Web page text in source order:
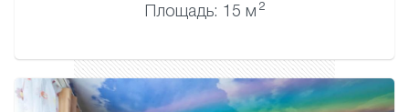
Площадь: 15 м 2